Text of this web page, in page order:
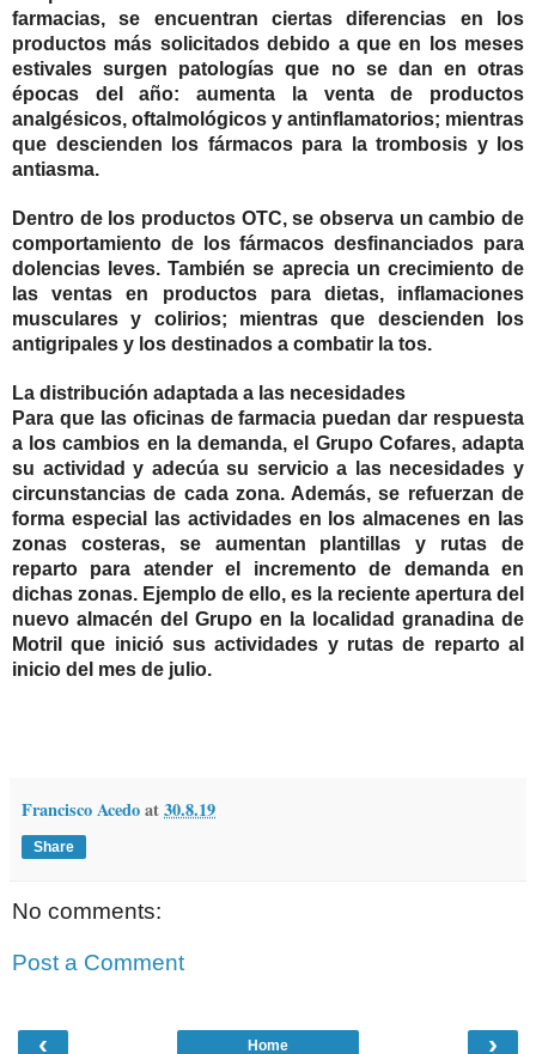
farmacias, se encuentran ciertas diferencias en los
productos más solicitados debido a que en los meses
estivales surgen patologías que no se dan en otras
épocas del año: aumenta la venta de productos
analgésicos, oftalmológicos y antinflamatorios; mientras
que descienden los fármacos para la trombosis y los
antiasma.
Dentro de los productos OTC, se observa un cambio de
comportamiento de los fármacos desfinanciados para
dolencias leves. También se aprecia un crecimiento de
las ventas en productos para dietas, inflamaciones
musculares y colirios; mientras que descienden los
antigripales y los destinados a combatir la tos.
La distribución adaptada a las necesidades
Para que las oficinas de farmacia puedan dar respuesta
a los cambios en la demanda, el Grupo Cofares, adapta
su actividad y adecúa su servicio a las necesidades y
circunstancias de cada zona. Además, se refuerzan de
forma especial las actividades en los almacenes en las
zonas costeras, se aumentan plantillas y rutas de
reparto para atender el incremento de demanda en
dichas zonas. Ejemplo de ello, es la reciente apertura del
nuevo almacén del Grupo en la localidad granadina de
Motril que inició sus actividades y rutas de reparto al
inicio del mes de julio.
Francisco Acedoat30.8.19
Share
No comments:
Post a Comment
‹ ›
Home